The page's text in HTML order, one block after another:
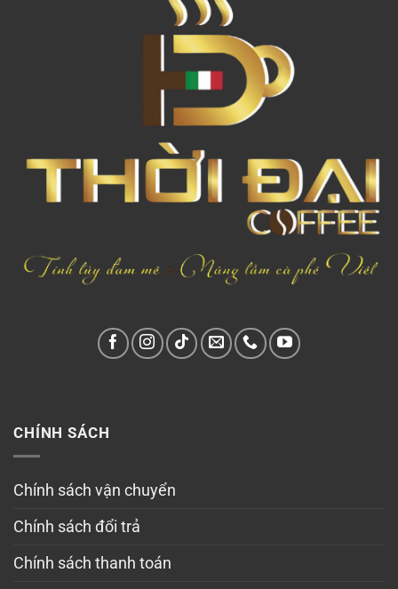
CHÍNH SÁCH
Chính sách vận chuyển
Chính sách đổi trả
Chính sách thanh toán